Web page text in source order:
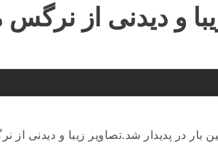
و دیدنی از نرگس